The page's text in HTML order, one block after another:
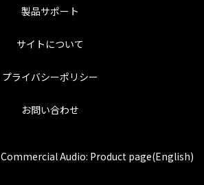
製品サポート
サイトについて
プライバシーポリシー
お問い合わせ
Commercial Audio: Product page(English)